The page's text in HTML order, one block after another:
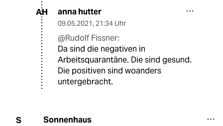
AH anna hutter
09.05.2021, 21:34 Uhr
@Rudolf Fissner:
Da sind die negativen in
Arbeitsquarantäne. Die sind gesund.
Die positiven sind woanders
untergebracht.
S Sonnenhaus